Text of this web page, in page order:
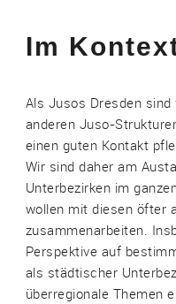
Im
Als Jusos Dresden
anderen Juso-
einen guten Kontakt
Wir sind daher am
Unterbezirken im
wollen mit diesen öfter
zusammenarbeiten.
Perspektive auf
als städtischer
überregionale Themen